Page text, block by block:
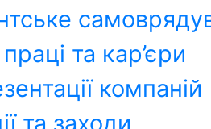
та кар’єри
компаній
та заходи